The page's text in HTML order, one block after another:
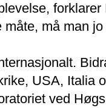
må man
USA, Italia
ved